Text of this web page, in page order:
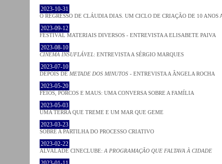
2023-10-31
O REGRESSO DE CLÁUDIA DIAS. UM CICLO DE CRIAÇÃO DE 10
2023-09-12
FESTIVAL MATERIAIS DIVERSOS - ENTREVISTA A ELISABETE PAIVA
2023-08-10
CINEMA INSUFLÁVEL: ENTREVISTA A SÉRGIO MARQUES
2023-07-10
DEPOIS DE METADE DOS MINUTOS - ENTREVISTA A ÂNGELA ROCHA
2023-05-20
FEIOS, PORCOS E MAUS: UMA CONVERSA SOBRE A FAMÍLIA
2023-05-03
UMA TERRA QUE TREME E UM MAR QUE GEME
2023-03-23
SOBRE A PARTILHA DO PROCESSO CRIATIVO
2023-02-22
ALVALADE CINECLUBE: A PROGRAMAÇÃO QUE FALTAVA À CIDADE